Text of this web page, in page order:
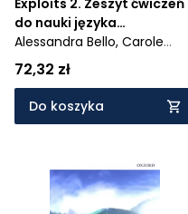
Exploits 2. Zeszyt ćwiczeń
do nauki języka
francuskiego
Alessandra Bello, Carole
Poirey,
Magdalena Supryn-
Klepcarz,
72,32 zł
Do koszyka